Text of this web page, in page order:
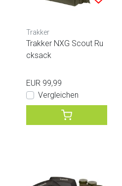
Trakker
Trakker NXG Scout Ru
cksack
EUR 99,99
Vergleichen